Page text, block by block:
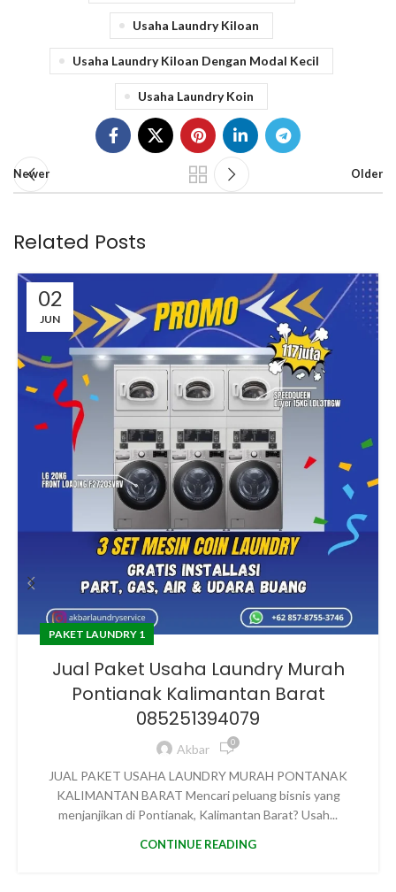
Usaha Laundry Kiloan
Usaha Laundry Kiloan Dengan Modal Kecil
Usaha Laundry Koin
Newer Older
Related Posts
02
JUN
PAKET LAUNDRY 1
Jual Paket Usaha Laundry Murah
Pontianak Kalimantan Barat
085251394079
Akbar 0
JUAL PAKET USAHA LAUNDRY MURAH PONTANAK
KALIMANTAN BARAT Mencari peluang bisnis yang
menjanjikan di Pontianak, Kalimantan Barat? Usah...
CONTINUE READING